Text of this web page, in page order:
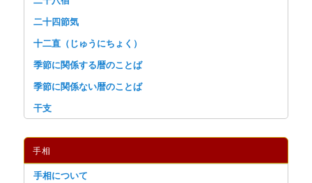
二十四節気
十二直（じゅうにちょく）
季節に関係する暦のことば
季節に関係ない暦のことば
干支
手相
手相について